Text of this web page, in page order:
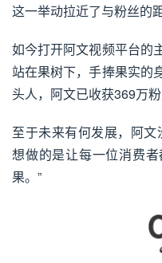
这一举动拉近了与粉丝的距
如今打开阿文视频平台的
站在果树下，手捧果实的
头人，阿文已收获369万粉
至于未来有何发展，阿
想做的是让每一位消费
果。”